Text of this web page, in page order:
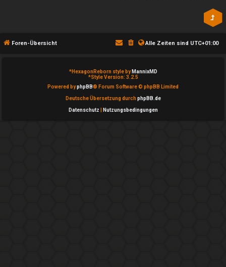
u
↳Foren-Übersicht Alle Zeiten sind UTC+01:00
*HexagonReborn style by MannixMD
*Style Version: 3.2.5
Powered byphpBB® Forum Software © phpBB Limited
Deutsche Übersetzung durch phpBB.de
Datenschutz Nutzungsbedingungen